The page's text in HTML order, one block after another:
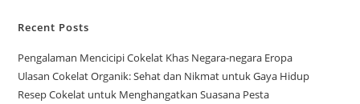
Recent Posts
Pengalaman Mencicipi Cokelat Khas Negara-negara Eropa
Ulasan Cokelat Organik: Sehat dan Nikmat untuk Gaya Hidup
Resep Cokelat untuk Menghangatkan Suasana Pesta